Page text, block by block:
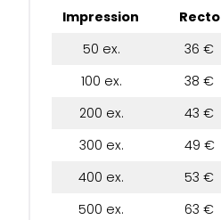
Impression Recto
50 ex.
36 €
100 ex.
38 €
200 ex.
43 €
300 ex.
49 €
400 ex.
53 €
500 ex.
63 €